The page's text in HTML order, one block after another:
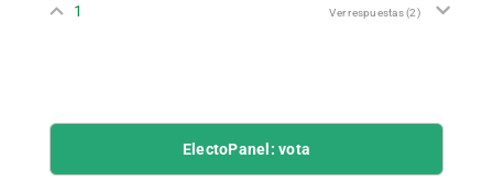
1 Ver respuestas(2)
ElectoPanel: vota